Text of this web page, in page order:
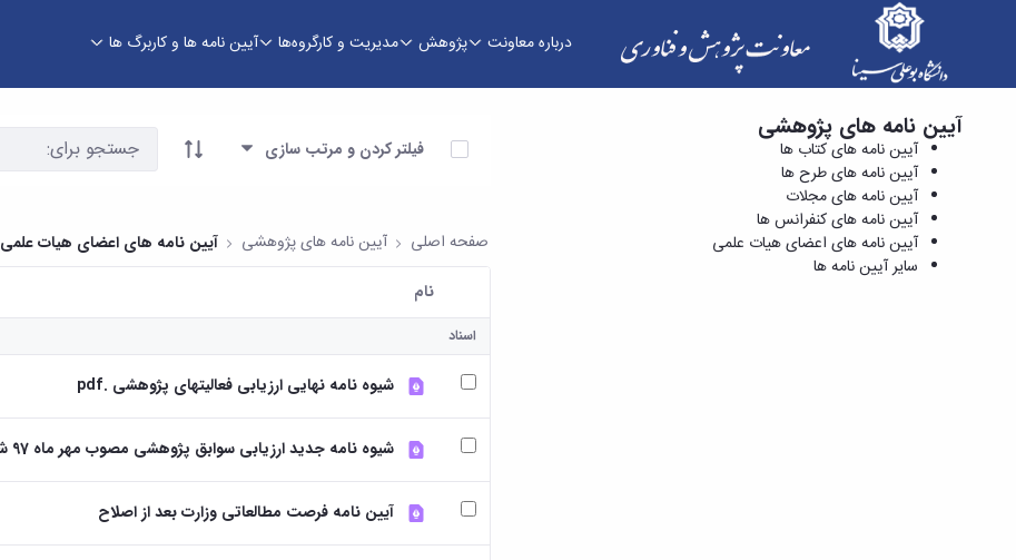
درباره معاونت پژوهش مدیریت و کارگروه‌ها آیین نامه ها و کاربرگ ها
آیین نامه های کنفرانس ها - معاونت پژوهش و فناوری
آیین نامه های پژوهشی
آیین نامه های کتاب ها
آیین نامه های طرح ها
آیین نامه های مجلات
آیین نامه های کنفرانس ها
آیین نامه های اعضای هیات علمی
سایر آیین نامه ها
آیتم ها را انتخاب کنید
فیلتر کردن و مرتب سازی
صفحه اصلی آیین نامه های پژوهشی آیین نامه های اعضای هیات علمی
کاربر انتخاب شده
نام
اسناد
شیوه نامه نهایی ارزیابی فعالیتهای پژوهشی .pdf
شیوه نامه جدید ارزیابی سوابق پژوهشی مصوب مهر ماه 97 شورای دانشگاه
آیین نامه فرصت مطالعاتی وزارت بعد از اصلاح